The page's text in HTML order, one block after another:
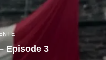
Episode 3